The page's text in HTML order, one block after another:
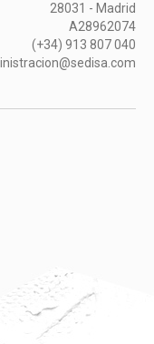
28031 - Madrid
A28962074
(+34) 913 807 040